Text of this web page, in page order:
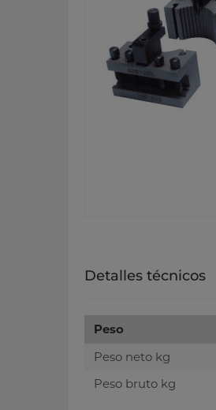
Detalles técnicos
Peso
Peso neto kg
Peso bruto kg